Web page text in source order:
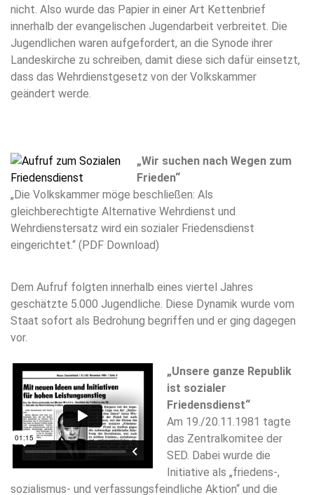
nicht. Also wurde das Papier in einer Art Kettenbrief
innerhalb der evangelischen Jugendarbeit verbreitet. Die
Jugendlichen waren aufgefordert, an die Synode ihrer
Landeskirche zu schreiben, damit diese sich dafür einsetzt,
dass das Wehrdienstgesetz von der Volkskammer
geändert werde.
„Wir suchen nach Wegen zum
Frieden“
„Die Volkskammer möge beschließen: Als
gleichberechtigte Alternative Wehrdienst und
Wehrdienstersatz wird ein sozialer Friedensdienst
eingerichtet.“ (PDF Download)
Dem Aufruf folgten innerhalb eines viertel Jahres
geschätzte 5.000 Jugendliche. Diese Dynamik wurde vom
Staat sofort als Bedrohung begriffen und er ging dagegen
vor.
„Unsere ganze Republik
ist sozialer
Friedensdienst“
Am 19./20.11.1981 tagte
das Zentralkomitee der
SED. Dabei wurde die
Initiative als „friedens-,
sozialismus- und verfassungsfeindliche Aktion“ und die